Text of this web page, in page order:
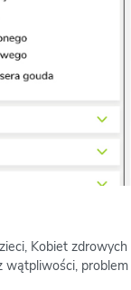
Kobiet
wątpliwości,